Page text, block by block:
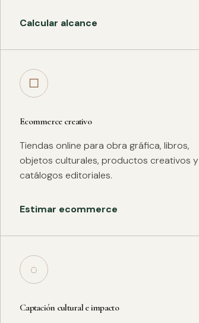
Calcular alcance
□
Ecommerce creativo
Tiendas online para obra gráfica, libros,
objetos culturales, productos creativos y
catálogos editoriales.
Estimar ecommerce
◌
Captación cultural e impacto